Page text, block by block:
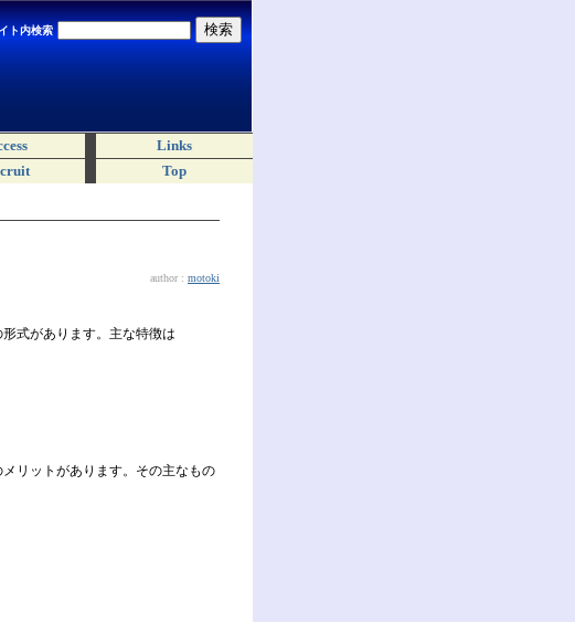
ト内検索
Links
Top
author : motoki
式があります。主な特徴は
リットがあります。その主なもの